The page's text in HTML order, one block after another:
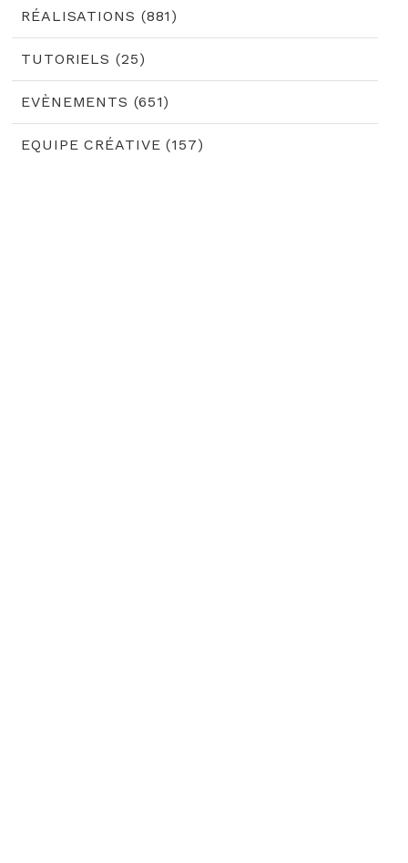
RÉALISATIONS (881)
TUTORIELS (25)
EVÈNEMENTS (651)
EQUIPE CRÉATIVE (157)